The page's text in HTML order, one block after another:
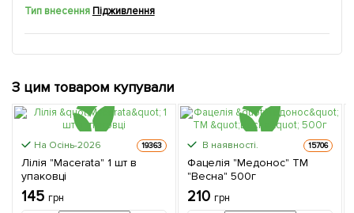
Тип внесення Підживлення
З цим товаром купували
На Осінь-2026 19363
Лілія "Macerata" 1 шт в
упаковці
145 грн
В наявності. 15706
Фацелія "Медонос" ТМ
"Весна" 500г
210 грн